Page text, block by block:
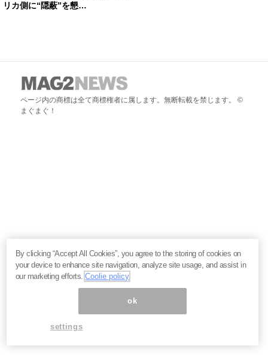
リカ側に“隠蔽”を懇…
ページ内の商標は全て商標権者に属します。無断転載を禁じます。 ©
まぐまぐ！
By clicking “Accept All Cookies”, you agree to the storing of cookies on
your device to enhance site navigation, analyze site usage, and assist in
our marketing efforts.Coolie policy
ok
settings